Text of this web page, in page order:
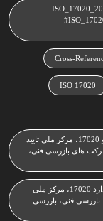
ISO 17020
ISO 17020، استاندارد، استاندارد 17020، مشاوره 17020، ایزو 17020، مرکز ملی تایید
بازرسی، شرکت های بازرسی فنی،
ISO 17020، مشاور 17020، مشاوره 17020، استاندارد، استاندارد 17020، مرکز ملی
بازرسی فنی، بازرسی